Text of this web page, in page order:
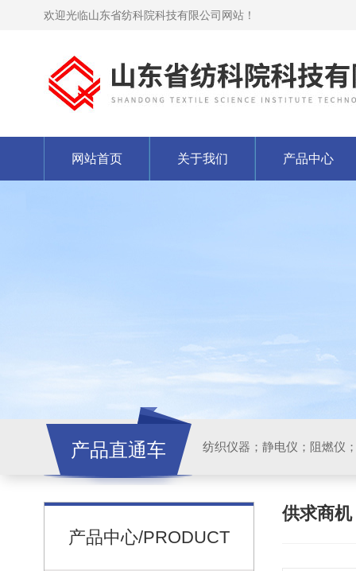
欢迎光临山东省纺科院科技有限公司网站！
网站首页 关于我们 产品中心
产品直通车 纺织仪器；静电仪；阻燃仪
供求商机
产品中心/PRODUCT